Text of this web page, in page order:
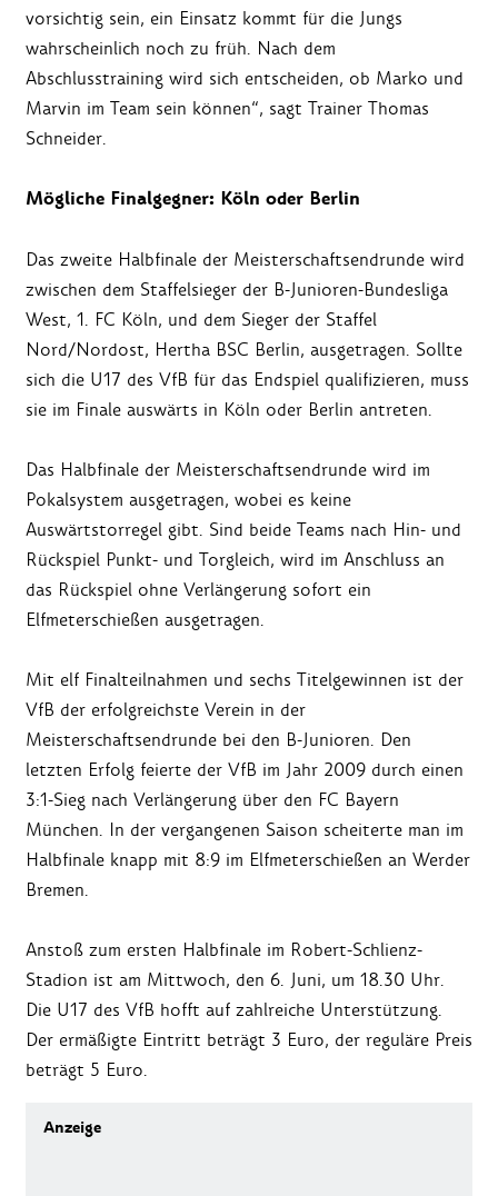
vorsichtig sein, ein Einsatz kommt für die Jungs
wahrscheinlich noch zu früh. Nach dem
Abschlusstraining wird sich entscheiden, ob Marko und
Marvin im Team sein können“, sagt Trainer Thomas
Schneider.
Mögliche Finalgegner: Köln oder Berlin
Das zweite Halbfinale der Meisterschaftsendrunde wird
zwischen dem Staffelsieger der B-Junioren-Bundesliga
West, 1. FC Köln, und dem Sieger der Staffel
Nord/Nordost, Hertha BSC Berlin, ausgetragen. Sollte
sich die U17 des VfB für das Endspiel qualifizieren, muss
sie im Finale auswärts in Köln oder Berlin antreten.
Das Halbfinale der Meisterschaftsendrunde wird im
Pokalsystem ausgetragen, wobei es keine
Auswärtstorregel gibt. Sind beide Teams nach Hin- und
Rückspiel Punkt- und Torgleich, wird im Anschluss an
das Rückspiel ohne Verlängerung sofort ein
Elfmeterschießen ausgetragen.
Mit elf Finalteilnahmen und sechs Titelgewinnen ist der
VfB der erfolgreichste Verein in der
Meisterschaftsendrunde bei den B-Junioren. Den
letzten Erfolg feierte der VfB im Jahr 2009 durch einen
3:1-Sieg nach Verlängerung über den FC Bayern
München. In der vergangenen Saison scheiterte man im
Halbfinale knapp mit 8:9 im Elfmeterschießen an Werder
Bremen.
Anstoß zum ersten Halbfinale im Robert-Schlienz-
Stadion ist am Mittwoch, den 6. Juni, um 18.30 Uhr.
Die U17 des VfB hofft auf zahlreiche Unterstützung.
Der ermäßigte Eintritt beträgt 3 Euro, der reguläre Preis
beträgt 5 Euro.